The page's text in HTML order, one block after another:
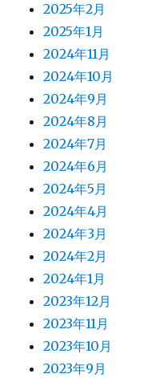
2025年2月
2025年1月
2024年11月
2024年10月
2024年9月
2024年8月
2024年7月
2024年6月
2024年5月
2024年4月
2024年3月
2024年2月
2024年1月
2023年12月
2023年11月
2023年10月
2023年9月